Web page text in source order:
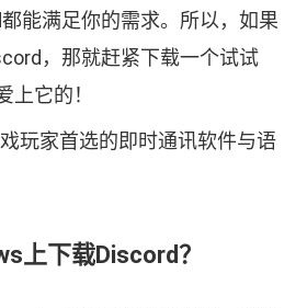
能满足你的需求。所以，如果
，那就赶紧下载一个试试
上它的！
上下载Discord？